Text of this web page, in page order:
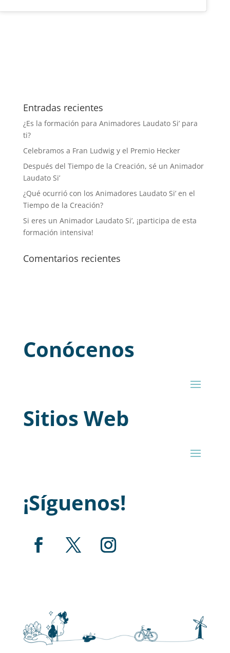
Entradas recientes
¿Es la formación para Animadores Laudato Si’ para
ti?
Celebramos a Fran Ludwig y el Premio Hecker
Después del Tiempo de la Creación, sé un Animador
Laudato Si’
¿Qué ocurrió con los Animadores Laudato Si’ en el
Tiempo de la Creación?
Si eres un Animador Laudato Si’, ¡participa de esta
formación intensiva!
Comentarios recientes
Conócenos
Sitios Web
¡Síguenos!